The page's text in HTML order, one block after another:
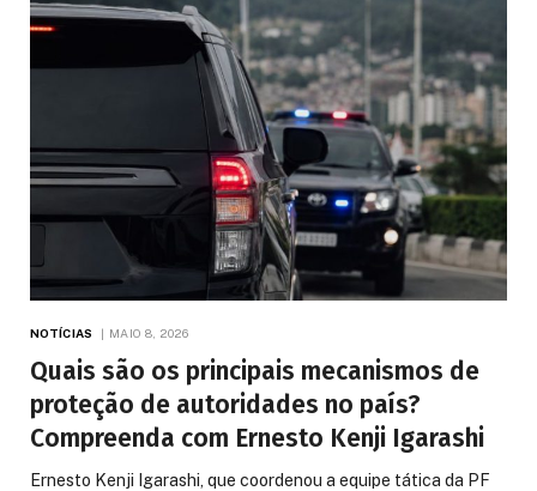
NOTÍCIAS MAIO 8, 2026
Quais são os principais mecanismos de
proteção de autoridades no país?
Compreenda com Ernesto Kenji Igarashi
Ernesto Kenji Igarashi, que coordenou a equipe tática da PF